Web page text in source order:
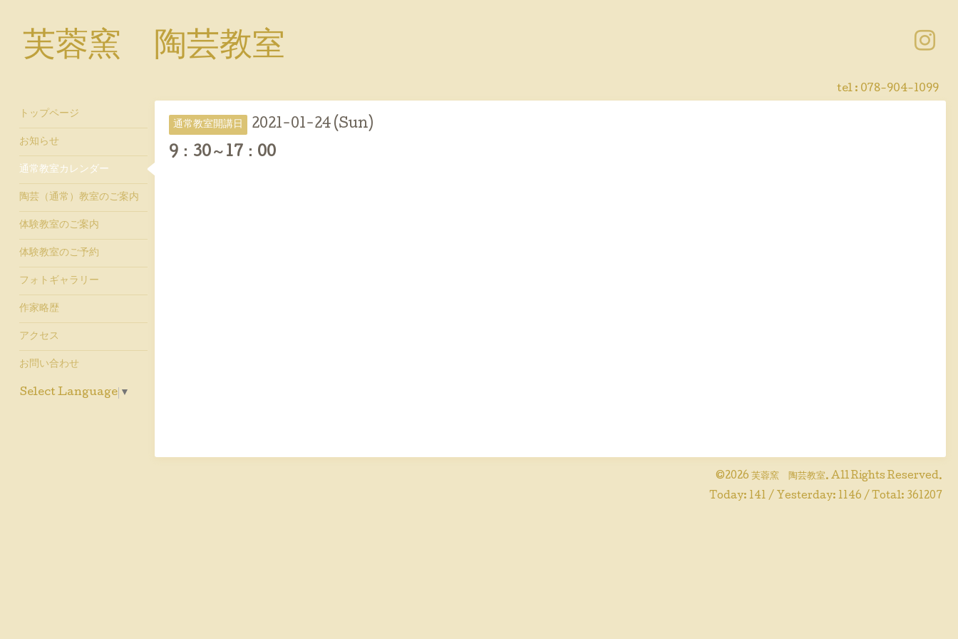
芙蓉窯 陶芸教室
tel : 078-904-1099
通常教室開講日 2021-01-24 (Sun)
9：30～17：00
©2026 芙蓉窯 陶芸教室. All Rights Reserved.
Today: 141 / Yesterday: 1146 / Total: 361207
トップページ
お知らせ
通常教室カレンダー
陶芸（通常）教室のご案内
体験教室のご案内
体験教室のご予約
フォトギャラリー
作家略歴
アクセス
お問い合わせ
Select Language ▼